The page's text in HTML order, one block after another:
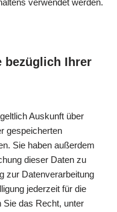
verwendet werden.
bezüglich Ihrer
Auskunft über
gespeicherten
Sie haben außerdem
dieser Daten zu
zur Datenverarbeitung
jederzeit für die
Sie das Recht, unter